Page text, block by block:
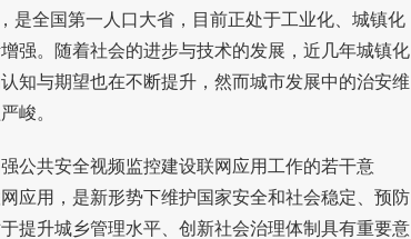
全国第一人口大省，目前正处于工业化、城镇化
强。随着社会的进步与技术的发展，近几年城镇化
知与期望也在不断提升，然而城市发展中的治安维
峻。
公共安全视频监控建设联网应用工作的若干意
应用，是新形势下维护国家安全和社会稳定、预防
提升城乡管理水平、创新社会治理体制具有重要意